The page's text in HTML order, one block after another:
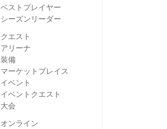
ベストプレイヤー
シーズンリーダー
クエスト
アリーナ
装備
マーケットプレイス
イベント
イベントクエスト
大会
オンライン